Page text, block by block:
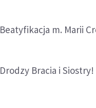
Beatyfikacja m. Marii
Drodzy Bracia i Siostry!